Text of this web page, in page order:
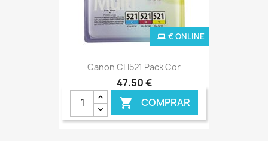
Canon CLI521 Pack Cor
47,50 €
 COMPRAR
€ ONLINE